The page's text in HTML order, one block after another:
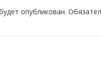
опубликован.